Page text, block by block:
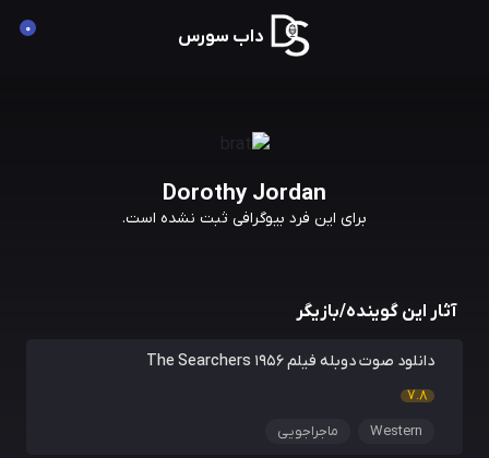
0 داب سورس
Dorothy Jordan
برای این فرد بیوگرافی ثبت نشده است.
آثار این گوینده/بازیگر
دانلود صوت دوبله فیلم The Searchers 1956
7.8
Western
ماجراجویی